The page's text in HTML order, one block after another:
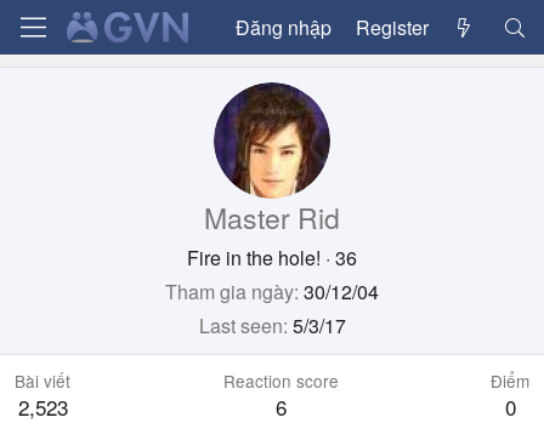
Đăng nhập Register
Master Rid
Fire in the hole! · 36
Tham gia ngày 30/12/04
Last seen 5/3/17
Bài viết
2,523
Reaction score
6
Điểm
0